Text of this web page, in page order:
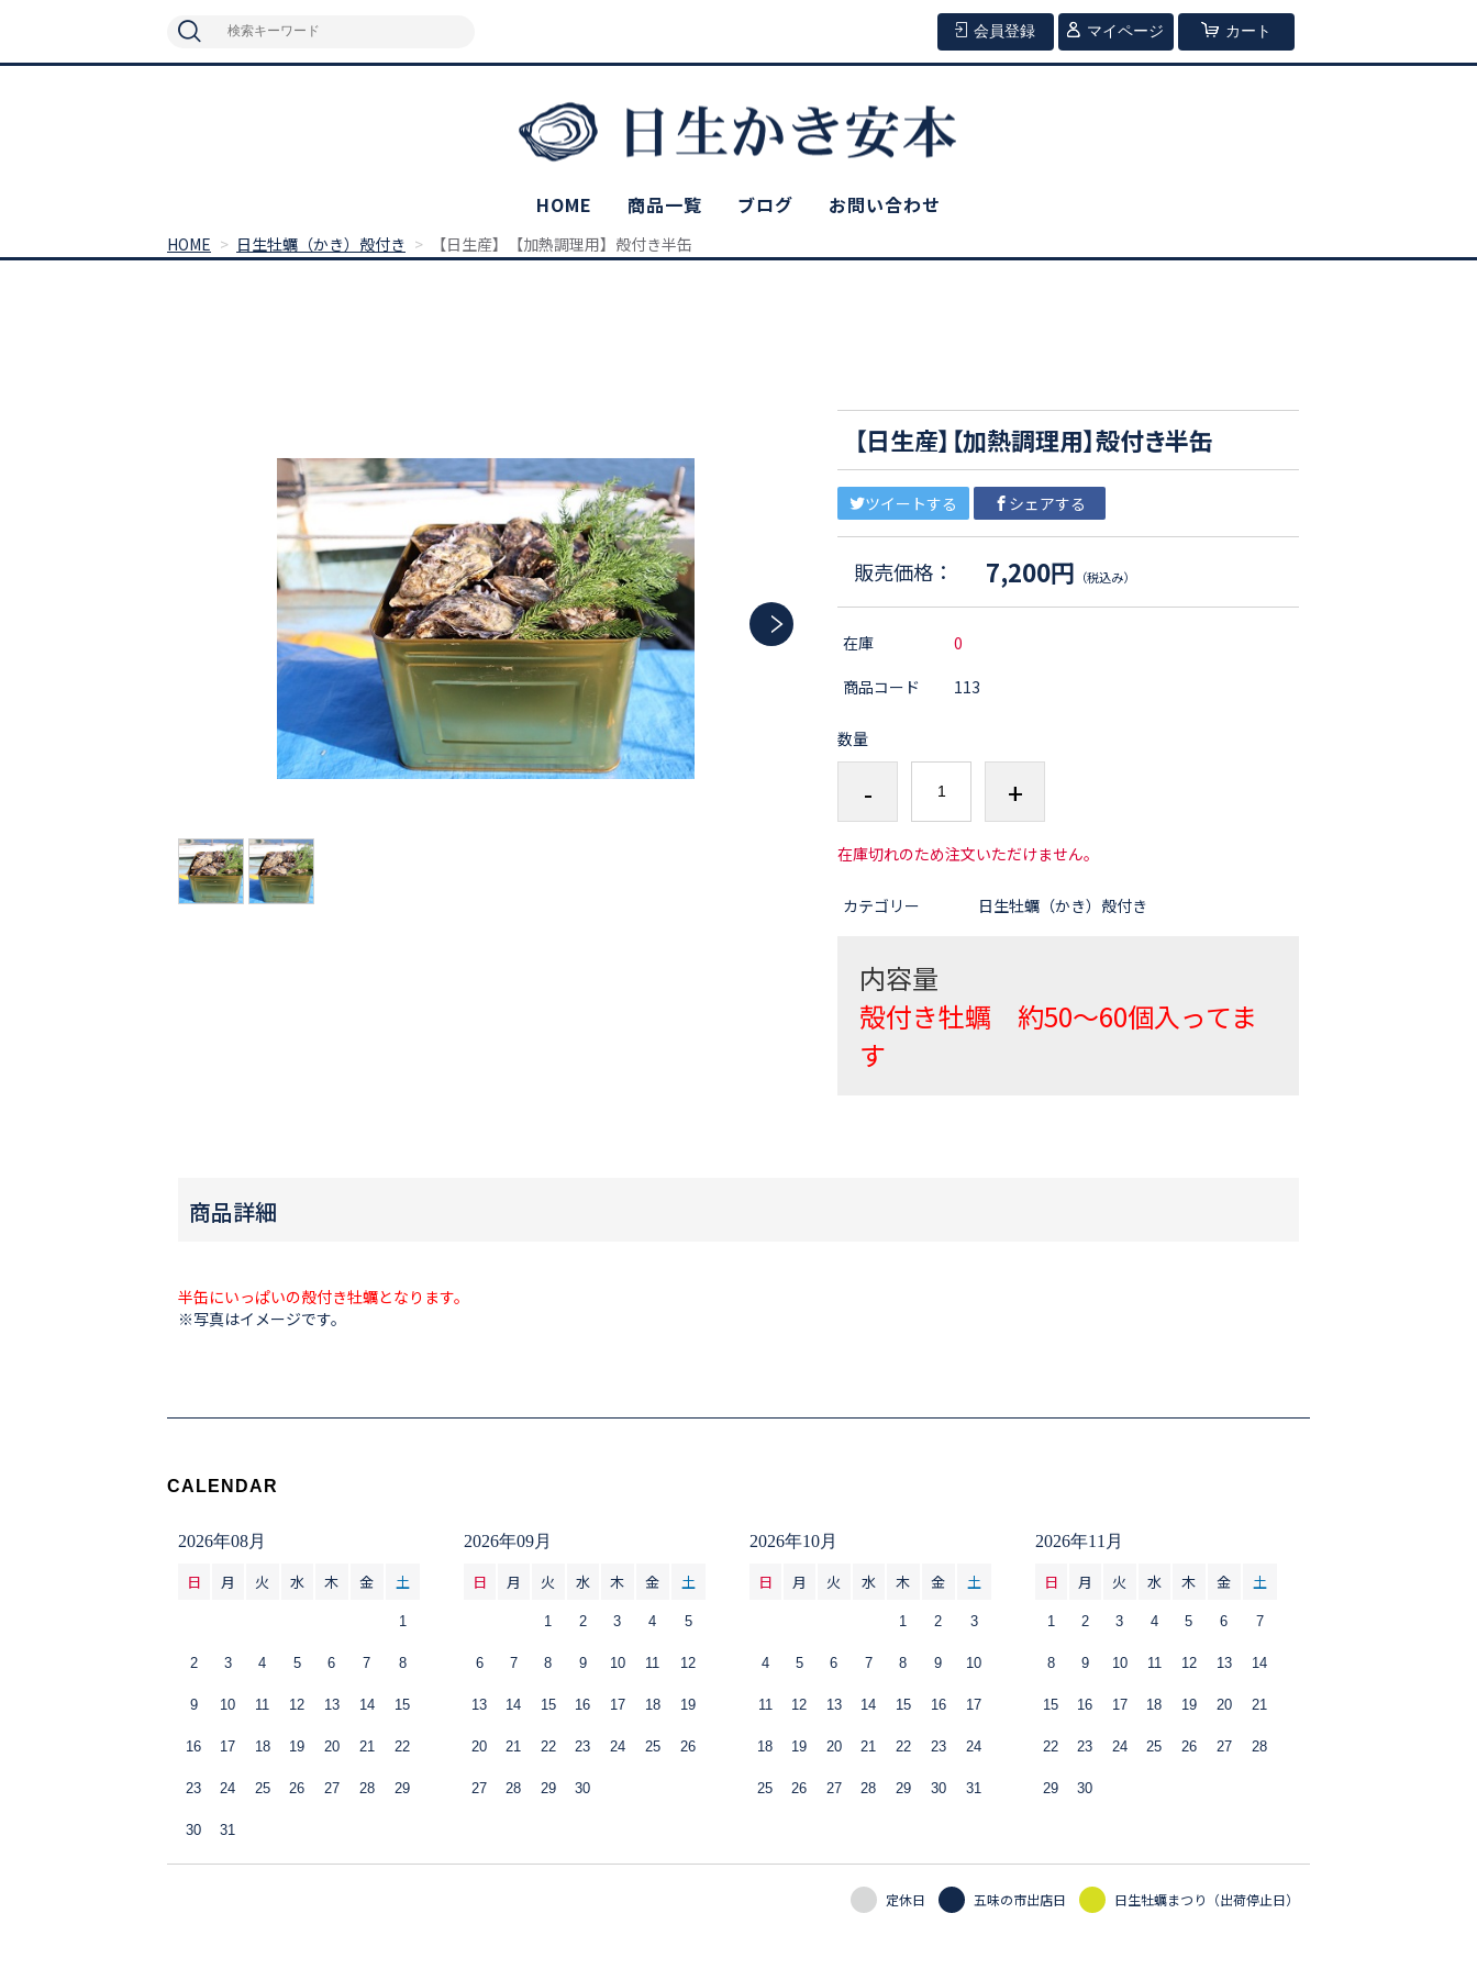
会員登録 マイページ カート
HOME 商品一覧 ブログ お問い合わせ
HOME 日生牡蠣（かき）殻付き 【日生産】【加熱調理用】殻付き半缶
【日生産】【加熱調理用】殻付き半缶
ツイートする シェアする
販売価格： 7,200円 （税込み）
在庫
0
商品コード
113
数量
- +
在庫切れのため注文いただけません。
カテゴリー 日生牡蠣（かき）殻付き
内容量
殻付き牡蠣 約50〜60個入ってま
す
商品詳細
半缶にいっぱいの殻付き牡蠣となります。
※写真はイメージです。
CALENDAR
2026年08月
日 月 火 水 木 金 土
1
2 3 4 5 6 7 8
9 10 11 12 13 14 15
16 17 18 19 20 21 22
23 24 25 26 27 28 29
30 31
2026年09月
日 月 火 水 木 金 土
1 2 3 4 5
6 7 8 9 10 11 12
13 14 15 16 17 18 19
20 21 22 23 24 25 26
27 28 29 30
2026年10月
日 月 火 水 木 金 土
1 2 3
4 5 6 7 8 9 10
11 12 13 14 15 16 17
18 19 20 21 22 23 24
25 26 27 28 29 30 31
2026年11月
日 月 火 水 木 金 土
1 2 3 4 5 6 7
8 9 10 11 12 13 14
15 16 17 18 19 20 21
22 23 24 25 26 27 28
29 30
定休日 五味の市出店日 日生牡蠣まつり（出荷停止日）